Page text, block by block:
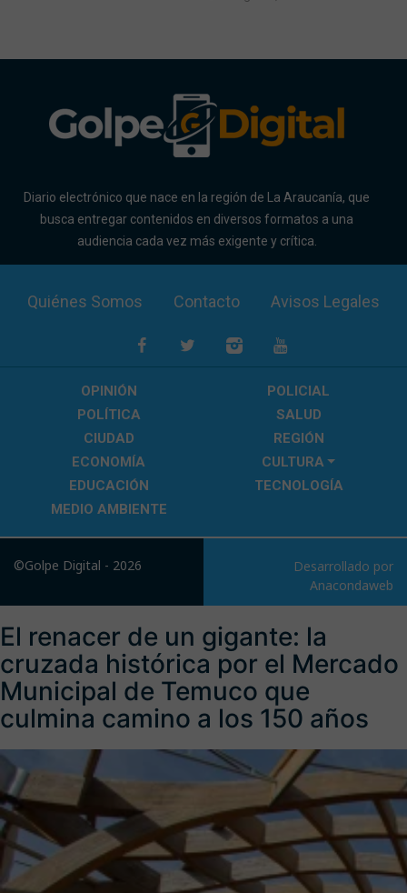
Diario electrónico que nace en la región de La Araucanía, que
busca entregar contenidos en diversos formatos a una
audiencia cada vez más exigente y crítica.
Quiénes Somos Contacto Avisos Legales
OPINIÓN
POLICIAL
POLÍTICA
SALUD
CIUDAD
REGIÓN
ECONOMÍA
CULTURA
EDUCACIÓN
TECNOLOGÍA
MEDIO AMBIENTE
©Golpe Digital - 2026
Desarrollado por
Anacondaweb
El renacer de un gigante: la
cruzada histórica por el Mercado
Municipal de Temuco que
culmina camino a los 150 años